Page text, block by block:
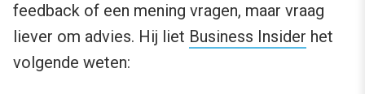
feedback of een mening vragen, maar vraag
liever om advies. Hij liet Business Insider het
volgende weten: